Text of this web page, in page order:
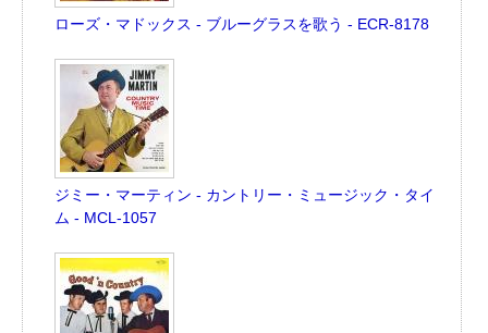
ローズ・マドックス - ブルーグラスを歌う - ECR-8178
ジミー・マーティン - カントリー・ミュージック・タイ
ム - MCL-1057